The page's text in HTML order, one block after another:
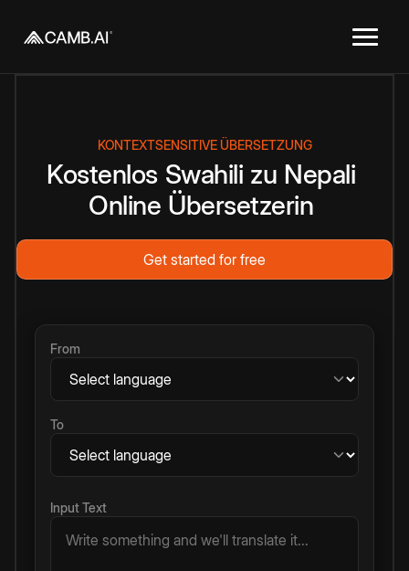
KONTEXTSENSITIVE ÜBERSETZUNG
Kostenlos Swahili zu Nepali
Online Übersetzerin
Get started for free
From
To
Input Text